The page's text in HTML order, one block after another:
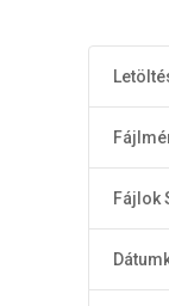
Fájlok